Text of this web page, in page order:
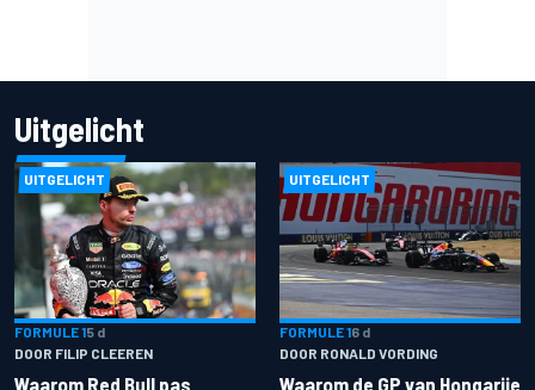
Uitgelicht
UITGELICHT
FORMULE 15 d
DOOR FILIP CLEEREN
Waarom Red Bull pas
UITGELICHT
FORMULE 16 d
DOOR RONALD VORDING
Waarom de GP van Hongarije